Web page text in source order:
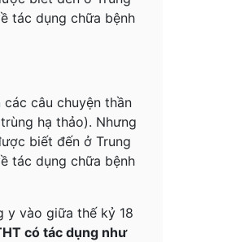
tác dụng chữa bệnh
câu chuyện thần
hạ thảo). Nhưng
biết đến ở Trung
tác dụng chữa bệnh
y vào giữa thế kỷ 18
có tác dụng như